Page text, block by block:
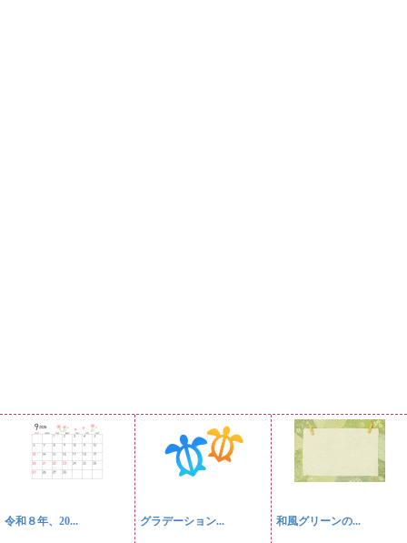
令和８年、20... グラデーション... 和風グリーンの...